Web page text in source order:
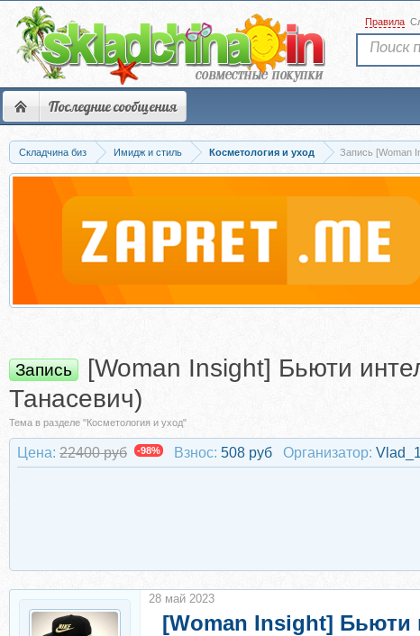
Последние сообщения
Правила
Складчина биз Имидж и стиль Косметология и уход Запись [Woman
Запись
[Woman Insight] Бьюти
Танасевич)
Тема в разделе "Косметология и уход"
Цена: 22400 руб -98% Взнос: 508 руб Организатор:
[Woman Insight] Бьюти
28 май 2023